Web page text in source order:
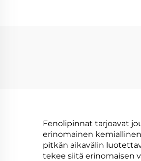
Fenolipinnat tarjoavat
erinomainen
pitkän aikavälin
tekee siitä erinomaisen